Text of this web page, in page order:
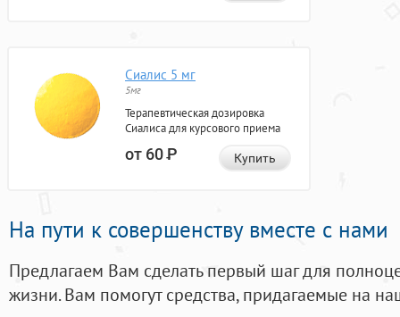
Сиалис 5 мг
5мг
Терапевтическая дозировка
Сиалиса для курсового приема
от 60Р Купить
На пути к совершенству вместе с нами
Предлагаем Вам сделать первый шаг для
жизни. Вам помогут средства, придагаемые на